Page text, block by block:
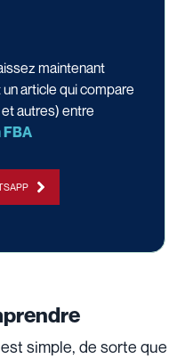
maintenant
un article qui compare
autres) entre
FBA
simple, de sorte que